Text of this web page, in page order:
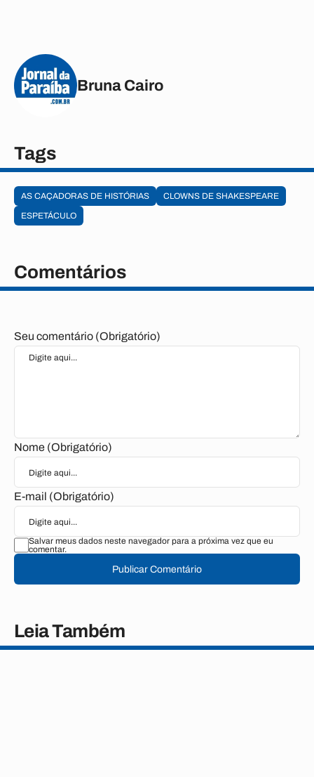
Bruna Cairo
Tags
AS CAÇADORAS DE HISTÓRIAS
CLOWNS DE SHAKESPEARE
ESPETÁCULO
Comentários
Seu comentário (Obrigatório)
Nome (Obrigatório)
E-mail (Obrigatório)
Salvar meus dados neste navegador para a próxima vez que eu
comentar.
Publicar Comentário
Leia Também